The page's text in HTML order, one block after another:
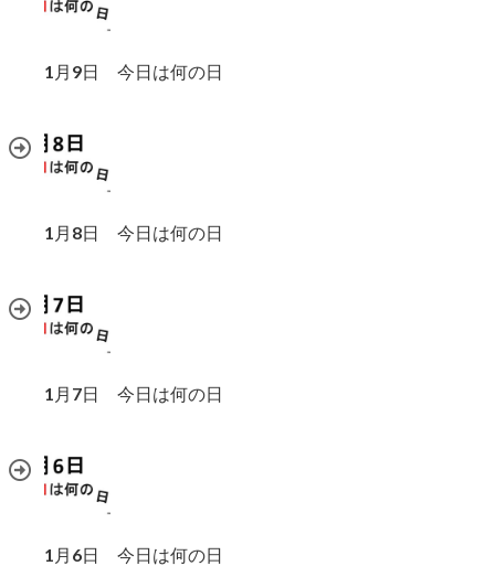
1月9日 今日は何の日
1月8日 今日は何の日
1月7日 今日は何の日
1月6日 今日は何の日